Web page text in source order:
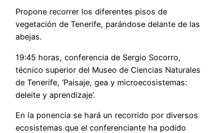
Propone recorrer los diferentes pisos de
vegetación de Tenerife, parándose delante de las
abejas.
19:45 horas, conferencia de Sergio Socorro,
técnico superior del Museo de Ciencias Naturales
de Tenerife, ‘Paisaje, gea y microecosistemas:
deleite y aprendizaje’.
En la ponencia se hará un recorrido por diversos
ecosistemas que el conferenciante ha podido